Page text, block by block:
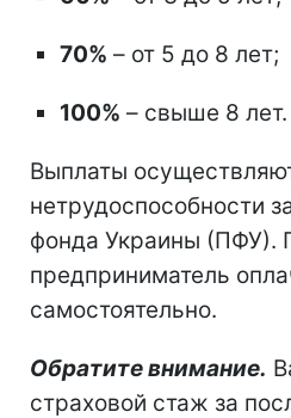
70% – от 5 до 8 лет;
100% – свыше 8 лет.
Выплаты
нетрудоспособности
фонда Украины (ПФУ).
предприниматель
самостоятельно.
Обратите внимание.
страховой стаж за